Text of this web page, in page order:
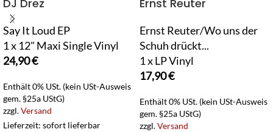
DJ Drez
Say It Loud EP
1 x 12" Maxi Single Vinyl
24,90€
Enthält 0% USt. (kein USt-Ausweis
gem. §25a UStG)
zzgl.Versand
Lieferzeit: sofort lieferbar
Ernst Reuter
Ernst Reuter/Wo uns der
Schuh drückt...
1 x LP Vinyl
17,90€
Enthält 0% USt. (kein USt-Ausweis
gem. §25a UStG)
zzgl.Versand